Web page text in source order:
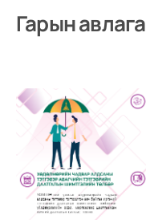
Гарын авлага